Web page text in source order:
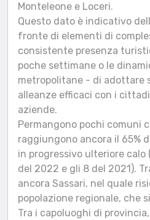
Monteleone e Loceri.
Questo dato è indicativo
fronte di elementi di
consistente presenza
poche settimane o le
metropolitane - di adottare
alleanze efficaci con i
aziende.
Permangono pochi comuni
raggiungono ancora il 65%
in progressivo ulteriore
del 2022 e gli 8 del 2021).
ancora Sassari, nel quale
popolazione regionale, che
Tra i capoluoghi di